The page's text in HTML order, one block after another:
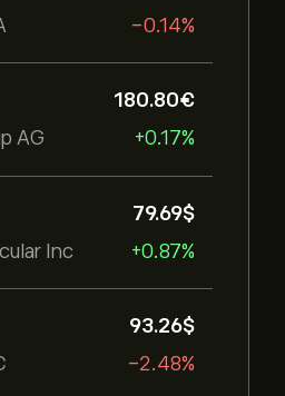
-0.14%
AG
180.80‎€‎
+0.17%
Inc
79.69‎$‎
+0.87%
93.26‎$‎
-2.48%